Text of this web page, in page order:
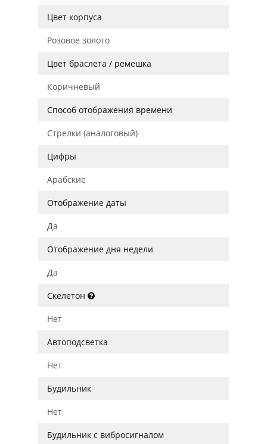
Цвет корпуса
Розовое золото
Цвет браслета / ремешка
Коричневый
Способ отображения времени
Стрелки (аналоговый)
Цифры
Арабские
Отображение даты
Да
Отображение дня недели
Да
Скелетон
Нет
Автоподсветка
Нет
Будильник
Нет
Будильник с вибросигналом